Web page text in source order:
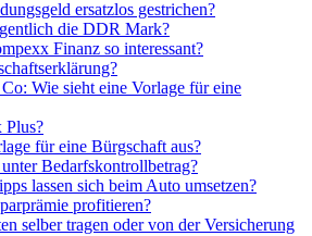
ersatzlos gestrichen?
die DDR Mark?
Finanz so interessant?
Wie sieht eine Vorlage für eine
Plus?
für eine Bürgschaft aus?
Bedarfskontrollbetrag?
lassen sich beim Auto umsetzen?
profitieren?
selber tragen oder von der Versicherung